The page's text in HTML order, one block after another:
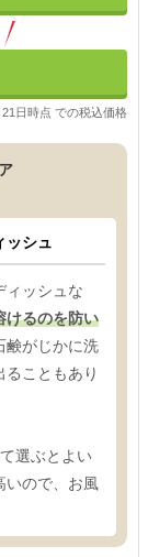
日時点 での税込価格
ッシュ
ィッシュな
けるのを防い
鹸がじかに洗
こともあり
選ぶとよい
いので、お風